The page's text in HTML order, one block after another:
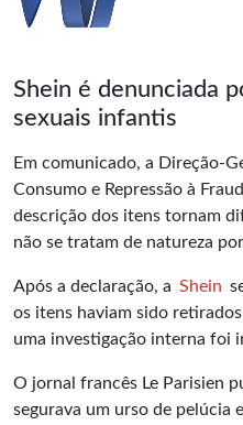
Shein é denunciada
sexuais infantis
Em comunicado, a Direção-
Consumo e Repressão à
descrição dos itens tornam
não se tratam de natureza
Após a declaração, a Shein
os itens haviam sido
uma investigação interna foi
O jornal francês Le Parisien
segurava um urso de pelúcia